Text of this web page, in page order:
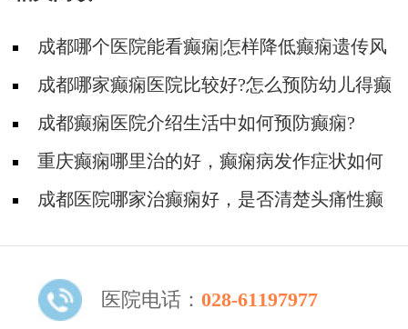
成都哪个医院能看癫痫|怎样降低癫痫遗传风
险?成都哪家癫痫医院比较好?怎么预防幼儿得癫
痫病?成都癫痫医院介绍生活中如何预防癫痫?
​重庆癫痫哪里治的好，癫痫病发作症状如何
预防?成都医院哪家治癫痫好，是否清楚头痛性癫
医院电话： 028-61197977